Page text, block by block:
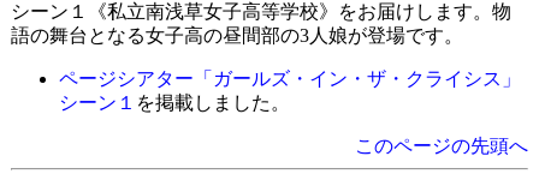
シーン１《私立南浅草女子高等学校》をお届けします。物
語の舞台となる女子高の昼間部の3人娘が登場です。
ページシアター「ガールズ・イン・ザ・クライシス」
シーン１ を掲載しました。
このページの先頭へ